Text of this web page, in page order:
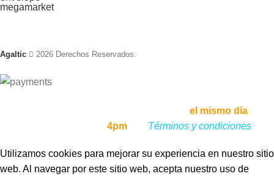
Agaltic 2026 Derechos Reservados.
el mismo día, si lo
4pm, Términos y condiciones
Utilizamos cookies para mejorar su experiencia en nuestro sitio
web. Al navegar por este sitio web, acepta nuestro uso de